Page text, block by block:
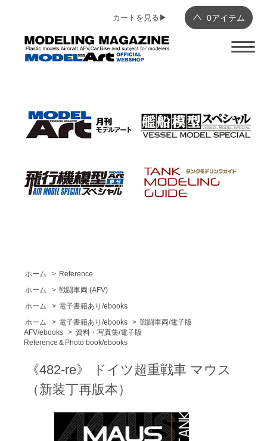
0アイテム
カートを見る▶︎
ホーム > Reference
ホーム
> 戦闘車両 (AFV)
ホーム
> 電子書籍あり/ebooks
ホーム
> 電子書籍あり/ebooks > 戦闘車両/電子版
AFV/ebooks > 資料・写真集/電子版
Reference＆Photo book/ebooks
《482-re》 ドイツ超重戦車 マウス
（新装丁再版本）